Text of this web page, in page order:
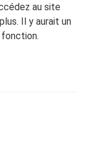
au site
Il y aurait un